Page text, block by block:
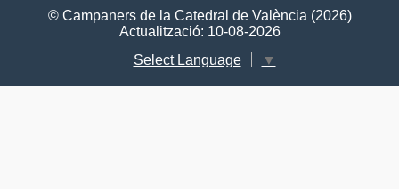
© Campaners de la Catedral de València (2026)
Actualització: 10-08-2026
Select Language
▼